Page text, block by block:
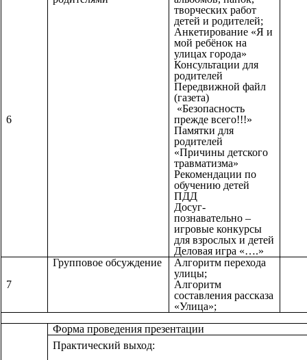
6
творческих работ
детей и родителей;
Анкетирование «Я и
мой ребёнок на
улицах города»
Консультации для
родителей
Передвижной файл
(газета)
«Безопасность
прежде всего!!!»
Памятки для
родителей
«Причины детского
травматизма»
Рекомендации по
обучению детей
ПДД
Досуг-
познавательно –
игровые конкурсы
для взрослых и детей
Деловая игра «….»
7
Групповое обсуждение
Алгоритм перехода
улицы;
Алгоритм
составления рассказа
«Улица»;
Форма проведения презентации
Практический выход: